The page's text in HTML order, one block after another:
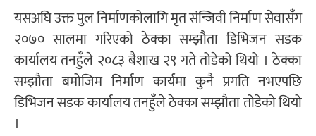
यसअघि उक्त पुल निर्माणकोलागि मृत संन्जिवी निर्माण सेवासँग
२०७० सालमा गरिएको ठेक्का सम्झौता डिभिजन सडक
कार्यालय तनहुँले २०८३ बैशाख २९ गते तोडेको थियो । ठेक्का
सम्झौता बमोजिम निर्माण कार्यमा कुनै प्रगति नभएपछि
डिभिजन सडक कार्यालय तनहुँले ठेक्का सम्झौता तोडेको थियो
।